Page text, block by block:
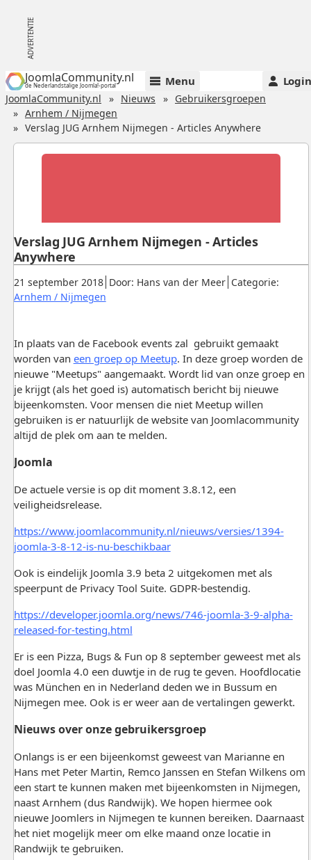
JoomlaCommunity.nl
de Nederlandstalige Joomla!-portal Menu Login
JoomlaCommunity.nl Nieuws
Gebruikersgroepen
Arnhem / Nijmegen
Verslag JUG Arnhem Nijmegen - Articles Anywhere
Gepubliceerd:
21 september 2018. Door: Hans van der Meer. Categorie:
Arnhem / Nijmegen.
Verslag JUG Arnhem Nijmegen - Articles
Anywhere
In plaats van de Facebook events zal gebruikt gemaakt
worden van een groep op Meetup. In deze groep worden de
nieuwe "Meetups" aangemaakt. Wordt lid van onze groep en
je krijgt (als het goed is) automatisch bericht bij nieuwe
bijeenkomsten. Voor mensen die niet Meetup willen
gebruiken is er natuurlijk de website van Joomlacommunity
altijd de plek om aan te melden.
Joomla
De actuele versie is op dit moment 3.8.12, een
veiligheidsrelease.
https://www.joomlacommunity.nl/nieuws/versies/1394-
joomla-3-8-12-is-nu-beschikbaar
Ook is eindelijk Joomla 3.9 beta 2 uitgekomen met als
speerpunt de Privacy Tool Suite. GDPR-bestendig.
https://developer.joomla.org/news/746-joomla-3-9-alpha-
released-for-testing.html
Er is een Pizza, Bugs & Fun op 8 september geweest met als
doel Joomla 4.0 een duwtje in de rug te geven. Hoofdlocatie
was München en in Nederland deden we in Bussum en
Nijmegen mee. Ook is er weer aan de vertalingen gewerkt.
Nieuws over onze gebruikersgroep
Onlangs is er een bijeenkomst geweest van Marianne en
Hans met Peter Martin, Remco Janssen en Stefan Wilkens om
een start te kunnen maken met bijeenkomsten in Nijmegen,
naast Arnhem (dus Randwijk). We hopen hiermee ook
nieuwe Joomlers in Nijmegen te kunnen bereiken. Daarnaast
het niet mogelijk meer om elke maand onze locatie in
Randwijk te gebruiken.